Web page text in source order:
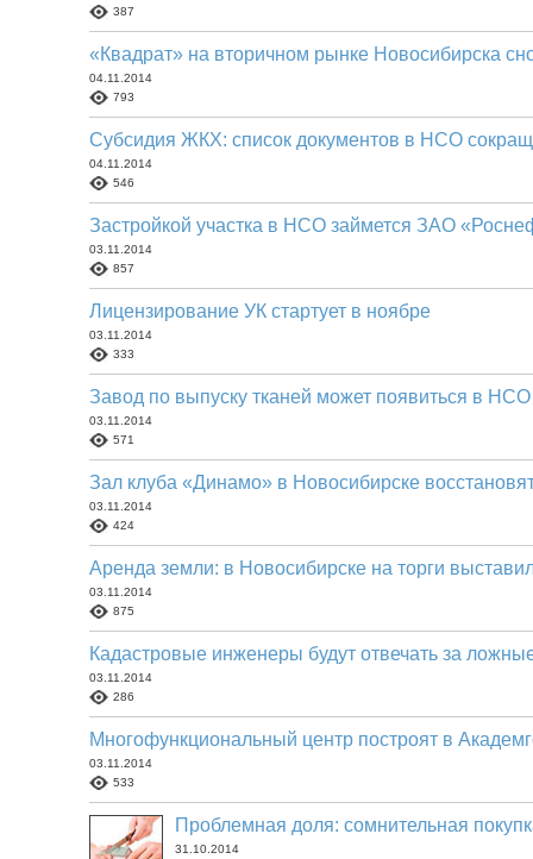
387
«Квадрат» на вторичном рынке Новосибирска
04.11.2014
793
Субсидия ЖКХ: список документов в НСО
04.11.2014
546
Застройкой участка в НСО займется ЗАО
03.11.2014
857
Лицензирование УК стартует в ноябре
03.11.2014
333
Завод по выпуску тканей может появиться в НСО
03.11.2014
571
Зал клуба «Динамо» в Новосибирске
03.11.2014
424
Аренда земли: в Новосибирске на торги
03.11.2014
875
Кадастровые инженеры будут отвечать за
03.11.2014
286
Многофункциональный центр построят в
03.11.2014
533
Проблемная доля: сомнительная
31.10.2014